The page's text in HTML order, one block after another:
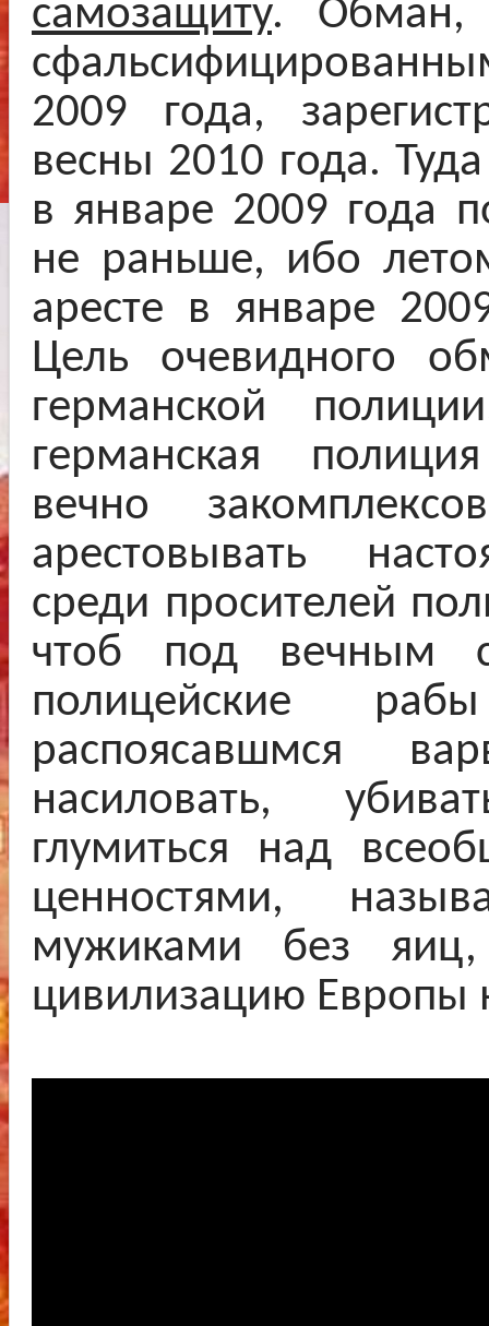
самозащиту. Обман,
2009 года,
весны 2010 года.
в январе 2009 года
не раньше, ибо
аресте в январе
Цель очевидного
германской
германская
вечно
арестовывать
среди просителей
чтоб под вечным
полицейские
распоясавшмся
насиловать,
глумиться над
ценностями,
мужиками без
цивилизацию Европы